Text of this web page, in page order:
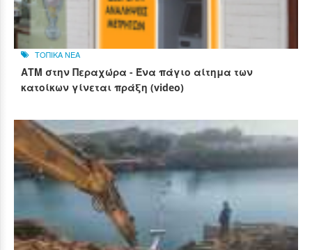
ΤΟΠΙΚΑ ΝΕΑ
ΑΤΜ στην Περαχώρα - Ένα πάγιο αίτημα των
κατοίκων γίνεται πράξη (video)